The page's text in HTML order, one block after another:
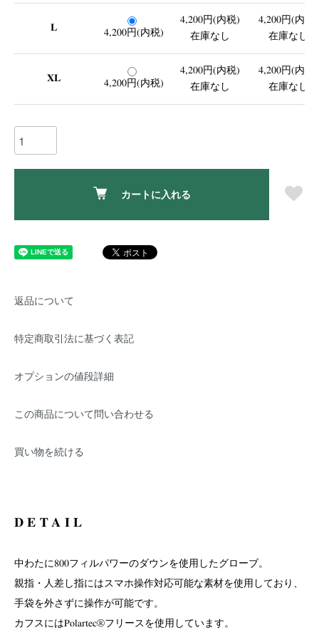
L 4,200円(内税)
4,200円(内税)
在庫なし
4,200円(内税)
在庫なし
XL 4,200円(内税)
4,200円(内税)
在庫なし
4,200円(内税)
在庫なし
カートに入れる
返品について
特定商取引法に基づく表記
オプションの値段詳細
この商品について問い合わせる
買い物を続ける
DETAIL
中わたに800フィルパワーのダウンを使用したグローブ。
親指・人差し指にはスマホ操作対応可能な素材を使用しており、
手袋を外さずに操作が可能です。
カフスにはPolartec®フリースを使用しています。